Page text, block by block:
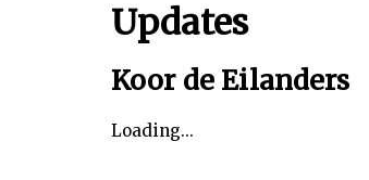
Updates
Koor de Eilanders
Loading...